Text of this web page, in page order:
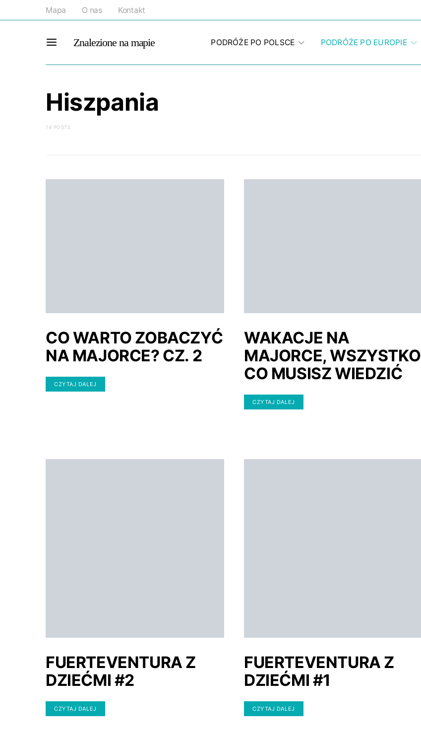
Mapa O nas Kontakt
Znalezione na mapie PODRÓŻE PO POLSCE PODRÓŻE PO EUROPIE
Hiszpania
14 POSTS
CO WARTO ZOBACZYĆ
NA MAJORCE? CZ. 2
CZYTAJ DALEJ
WAKACJE NA
MAJORCE, WSZYSTKO
CO MUSISZ WIEDZIĆ
CZYTAJ DALEJ
FUERTEVENTURA Z
DZIEĆMI #2
CZYTAJ DALEJ
FUERTEVENTURA Z
DZIEĆMI #1
CZYTAJ DALEJ